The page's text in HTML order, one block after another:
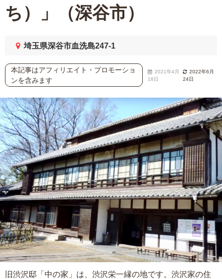
ち）」（深谷市）
埼玉県深谷市血洗島247-1
本記事はアフィリエイト・プロモーショ
ンを含みます
2021年4月
18日
2022年6月
24日
旧渋沢邸「中の家」は、渋沢栄一縁の地です。渋沢家の住